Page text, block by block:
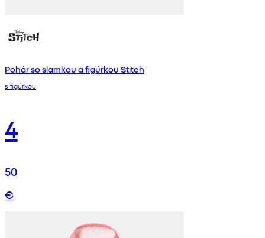
Pohár so slamkou a figúrkou Stitch
s figúrkou
4
50
€